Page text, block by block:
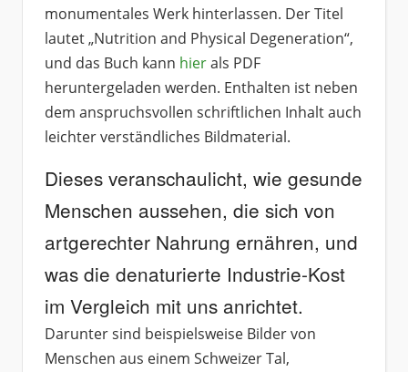
monumentales Werk hinterlassen. Der Titel
lautet „Nutrition and Physical Degeneration“,
und das Buch kann hierals PDF
heruntergeladen werden. Enthalten ist neben
dem anspruchsvollen schriftlichen Inhalt auch
leichter verständliches Bildmaterial.
Dieses veranschaulicht, wie gesunde
Menschen aussehen, die sich von
artgerechter Nahrung ernähren, und
was die denaturierte Industrie-Kost
im Vergleich mit uns anrichtet.
Darunter sind beispielsweise Bilder von
Menschen aus einem Schweizer Tal,